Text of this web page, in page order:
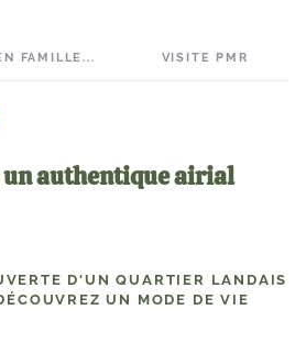
FAMILLE... VISITE PMR
un authentique airial
D'UN QUARTIER LANDAIS
UN MODE DE VIE